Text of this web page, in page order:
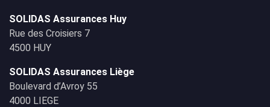
SOLIDAS Assurances Huy
Rue des Croisiers 7
4500 HUY
SOLIDAS Assurances Liège
Boulevard d’Avroy 55
4000 LIEGE